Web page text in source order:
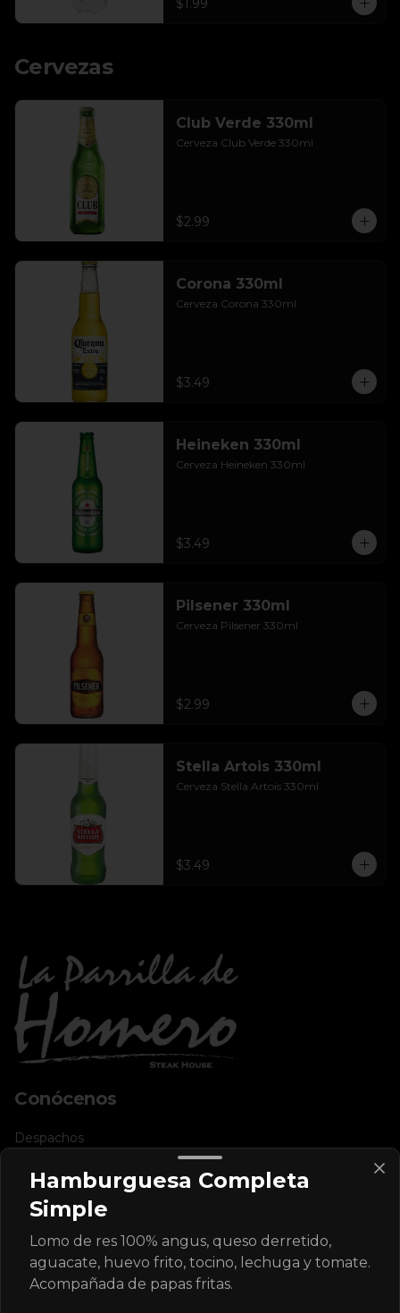
$1.99
Cervezas
Club Verde 330ml
Cerveza Club Verde 330ml
$2.99
Corona 330ml
Cerveza Corona 330ml
$3.49
Heineken 330ml
Cerveza Heineken 330ml
$3.49
Pilsener 330ml
Cerveza Pilsener 330ml
$2.99
Stella Artois 330ml
Cerveza Stella Artois 330ml
$3.49
Conócenos
Despachos
Política de privacidad
Redes sociales
Instagram
Facebook
Hamburguesa Completa
Simple
Lomo de res 100% angus, queso derretido,
aguacate, huevo frito, tocino, lechuga y tomate.
Acompañada de papas fritas.